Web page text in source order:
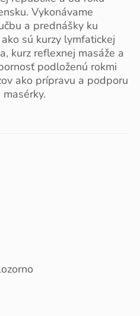
Vykonávame
a prednášky ku
sú kurzy lymfatickej
kurz reflexnej masáže a
podloženú rokmi
ako prípravu a podporu